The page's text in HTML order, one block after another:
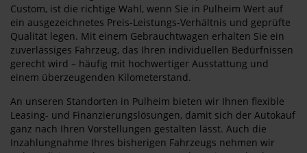
Custom, ist die richtige Wahl, wenn Sie in Pulheim Wert auf
ein ausgezeichnetes Preis-Leistungs-Verhältnis und geprüfte
Qualität legen. Mit einem Gebrauchtwagen erhalten Sie ein
zuverlässiges Fahrzeug, das Ihren individuellen Bedürfnissen
gerecht wird – häufig mit hochwertiger Ausstattung und
einem überzeugenden Kilometerstand.
An unseren Standorten in Pulheim bieten wir Ihnen flexible
Leasing- und Finanzierungslösungen, damit sich der Autokauf
ganz nach Ihren Vorstellungen gestalten lässt. Auch die
Inzahlungnahme Ihres bisherigen Fahrzeugs nehmen wir